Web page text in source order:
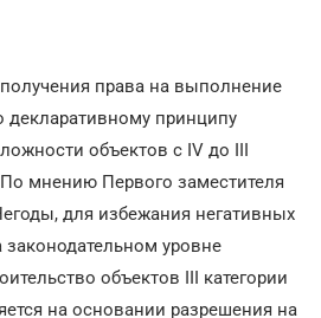
права на выполнение
декларативному принципу
объектов с IV до ІІІ
мнению Первого заместителя
для избежания негативных
уровне
объектов ІІІ категории
на основании разрешения на